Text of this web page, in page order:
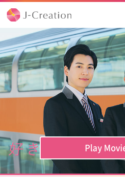
J-Creationとは
J-Creationとはトップ
ごあいさつ
経営理念
サスティナビリティの取組み
会社概要
私たちのサービス
研修のご案内
ニュースリリース
採用情報
採用情報トップ
お問い合わせ
Play